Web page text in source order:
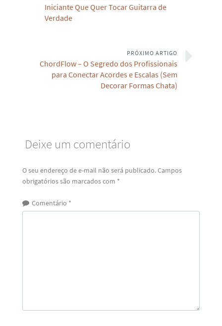
Iniciante Que Quer Tocar Guitarra de
Verdade
PRÓXIMO ARTIGO
ChordFlow – O Segredo dos Profissionais
para Conectar Acordes e Escalas (Sem
Decorar Formas Chata)
Deixe um comentário
O seu endereço de e-mail não será publicado.Campos
obrigatórios são marcados com *
Comentário *